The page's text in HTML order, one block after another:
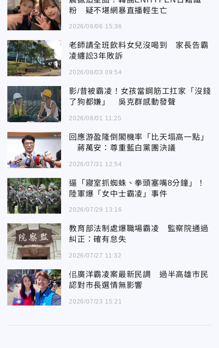
粉 疑不堪網暴直播輕生亡
2026/08/06 15:36
老師請全班飲料女兒沒喝到 家長告霸
凌纏訟3年敗訴
2026/08/03 09:54
影/昔被霸凌！女孩當鋼筋工扛家「沒錢
了狗都嫌」 吳克群感動發聲
2026/08/01 11:25
回應游盈隆倒閣機率「比天塌高一點」
蔣萬安：尊重藍白黨團決議
2026/07/31 12:54
逼「寢室抓蜘蛛、拳頭塞嘴8分鐘」！
陸軍爆「女中士霸凌」事件
2026/07/29 13:16
教育部法制處爆職場霸凌 監察院通過
糾正：確有怠失
2026/07/27 11:32
佀廣洋霸凌案最新民調 過半高雄市民
認對市長選情無影響
2026/07/23 15:21